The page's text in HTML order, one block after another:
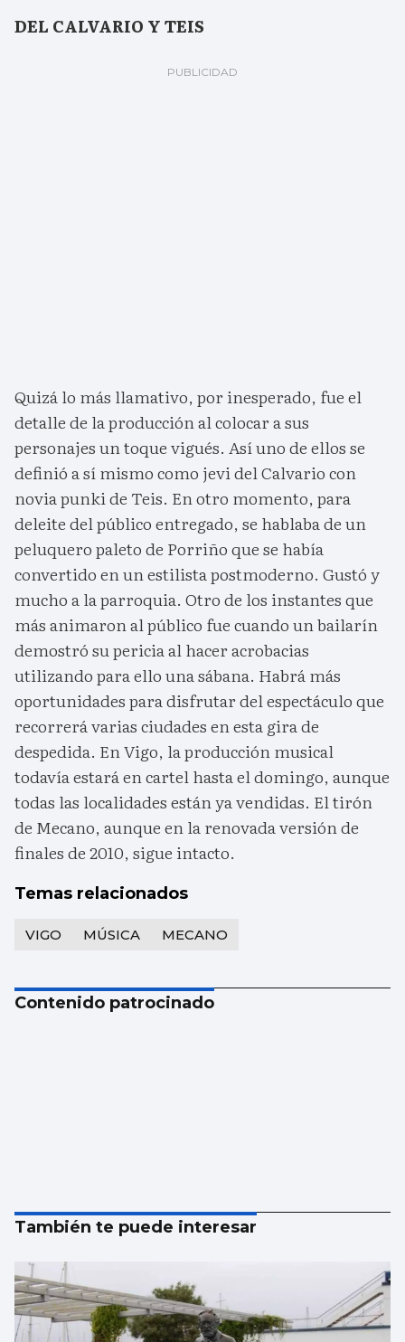
DEL CALVARIO Y TEIS
Quizá lo más llamativo, por inesperado, fue el
detalle de la producción al colocar a sus
personajes un toque vigués. Así uno de ellos se
definió a sí mismo como jevi del Calvario con
novia punki de Teis. En otro momento, para
deleite del público entregado, se hablaba de un
peluquero paleto de Porriño que se había
convertido en un estilista postmoderno. Gustó y
mucho a la parroquia. Otro de los instantes que
más animaron al público fue cuando un bailarín
demostró su pericia al hacer acrobacias
utilizando para ello una sábana. Habrá más
oportunidades para disfrutar del espectáculo que
recorrerá varias ciudades en esta gira de
despedida. En Vigo, la producción musical
todavía estará en cartel hasta el domingo, aunque
todas las localidades están ya vendidas. El tirón
de Mecano, aunque en la renovada versión de
finales de 2010, sigue intacto.
Temas relacionados
VIGO MÚSICA MECANO
Contenido patrocinado
También te puede interesar